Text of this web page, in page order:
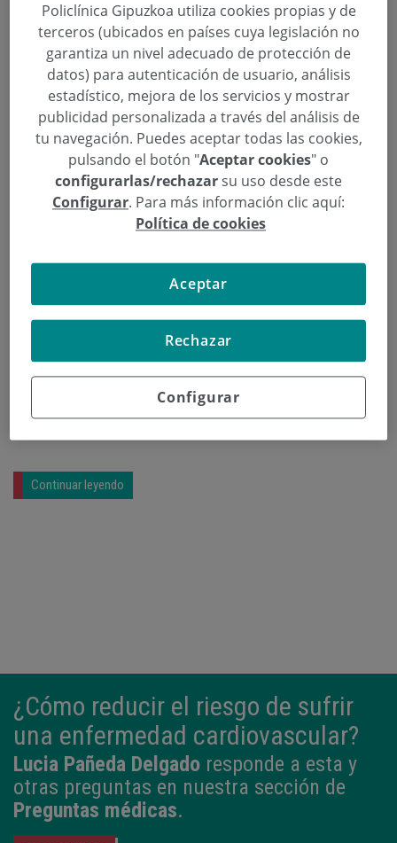
Entrevista al Dr. Ayesa en Cadena
SER sobre efectos y consecuencias
del consumo de alcohol y drogas
Categoría:Urgencias
6 de Julio de 2015
A vivir que son dos días,alcohol,Cadena Ser ,consumo,drogas,Ignacio
Ayesa Orobengoa
El Jefe del Servicio de Urgencias, Ignacio Ayesa,
intervino este domingo en el programa “A vivir que
”, que presenta Aloña Velasco, en
Cadena SER Euskadi, en el espacio que dedicaron a
hablar sobre la problemática del consumo de
drogas y alcohol.
Pincha aquí para escuchar la entrevista del Dr.
Continuar leyendo
¿Cómo reducir el riesgo de sufrir
una enfermedad cardiovascular?
Lucia Pañeda Delgado responde a esta y
otras preguntas en nuestra sección de
Preguntas médicas.
Policlínica Gipuzkoa utiliza cookies propias y de
terceros (ubicados en países cuya legislación no
garantiza un nivel adecuado de protección de
datos) para autenticación de usuario, análisis
estadístico, mejora de los servicios y mostrar
publicidad personalizada a través del análisis de
tu navegación. Puedes aceptar todas las cookies,
pulsando el botón "Aceptar cookies" o
configurarlas/rechazarsu uso desde este
Configurar. Para más información clic aquí:
Política de cookies
Configurar
Rechazar
Aceptar